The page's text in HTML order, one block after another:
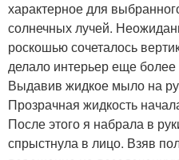
характерное для
солнечных лучей.
роскошью сочеталось
делало интерьер еще
Выдавив жидкое мыло на
Прозрачная жидкость
После этого я набрала в
спрыстнула в лицо. Взяв